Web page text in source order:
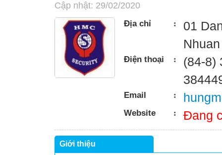
Cập nhật: 29/02/2020
Địa chỉ :
01
Điện thoại :
(84-8)
Email :
Website : Đang
Giới thiệu